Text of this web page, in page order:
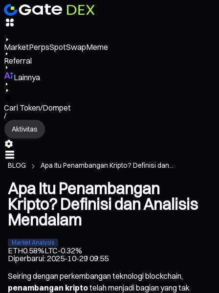
MarketPerpsSpotSwapMeme
Referral
Lainnya
Cari Token/Dompet
/
Aktivitas
BLOG Apa Itu Penambangan Kripto? Definisi dan...
Apa Itu Penambangan
Kripto? Definisi dan Analisis
Mendalam
Market Analysis
ETH0.58%LTC-0.32%
Diperbarui:2025-10-29 09:55
Seiring dengan perkembangan teknologi blockchain,
penambangan kriptotelah menjadi bagian yang tak